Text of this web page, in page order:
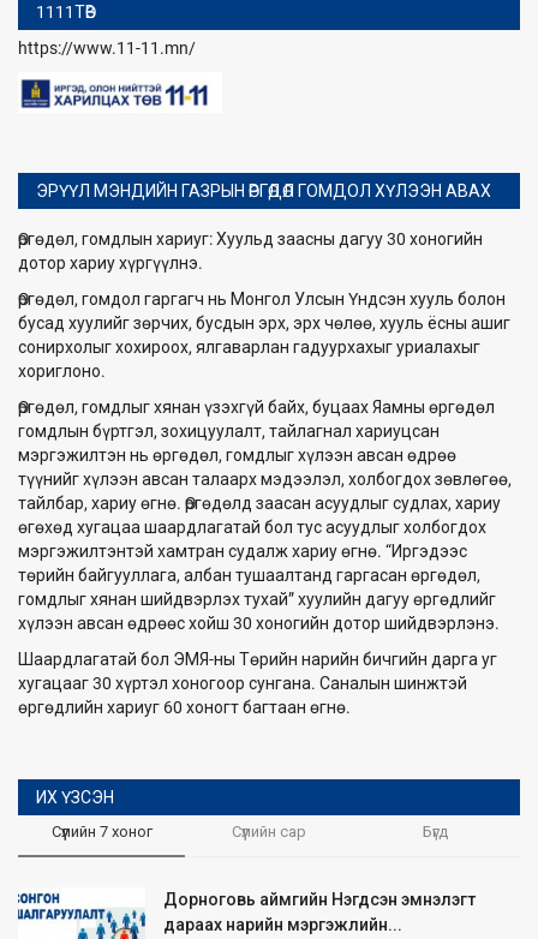
1111ТӨВ
https://www.11-11.mn/
ЭРҮҮЛ МЭНДИЙН ГАЗРЫН ӨРГӨДӨЛ ГОМДОЛ ХҮЛЭЭН АВАХ
Өргөдөл, гомдлын хариуг: Хуульд заасны дагуу 30 хоногийн
дотор хариу хүргүүлнэ.
Өргөдөл, гомдол гаргагч нь Монгол Улсын Үндсэн хууль болон
бусад хуулийг зөрчих, бусдын эрх, эрх чөлөө, хууль ёсны ашиг
сонирхолыг хохироох, ялгаварлан гадуурхахыг уриалахыг
хориглоно.
Өргөдөл, гомдлыг хянан үзэхгүй байх, буцаах Яамны өргөдөл
гомдлын бүртгэл, зохицуулалт, тайлагнал хариуцсан
мэргэжилтэн нь өргөдөл, гомдлыг хүлээн авсан өдрөө
түүнийг хүлээн авсан талаарх мэдээлэл, холбогдох зөвлөгөө,
тайлбар, хариу өгнө. Өргөдөлд заасан асуудлыг судлах, хариу
өгөхөд хугацаа шаардлагатай бол тус асуудлыг холбогдох
мэргэжилтэнтэй хамтран судалж хариу өгнө. “Иргэдээс
төрийн байгууллага, албан тушаалтанд гаргасан өргөдөл,
гомдлыг хянан шийдвэрлэх тухай” хуулийн дагуу өргөдлийг
хүлээн авсан өдрөөс хойш 30 хоногийн дотор шийдвэрлэнэ.
Шаардлагатай бол ЭМЯ-ны Төрийн нарийн бичгийн дарга уг
хугацааг 30 хүртэл хоногоор сунгана. Саналын шинжтэй
өргөдлийн хариуг 60 хоногт багтаан өгнө.
ИХ ҮЗСЭН
Сүүлийн 7 хоног Сүүлийн сар Бүгд
Дорноговь аймгийн Нэгдсэн эмнэлэгт
дараах нарийн мэргэжлийн...